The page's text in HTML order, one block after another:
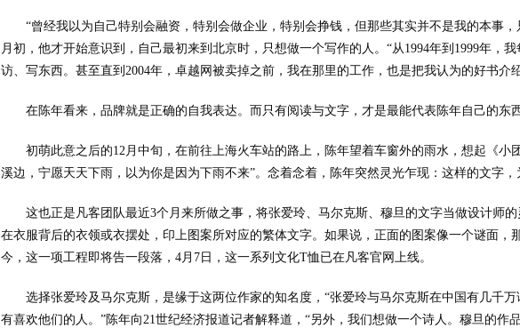
“曾经我以为自己特别会融资，特别会做企业，特别会挣钱，但那些其实并不是我的本事
月初，他才开始意识到，自己最初来到北京时，只想做一个写作的人。“从1994年到1999年，
访、写东西。甚至直到2004年，卓越网被卖掉之前，我在那里的工作，也是把我认为的好书介
在陈年看来，品牌就是正确的自我表达。而只有阅读与文字，才是最能代表陈年自己的东
初萌此意之后的12月中旬，在前往上海火车站的路上，陈年望着车窗外的雨水，想起《小
溪边，宁愿天天下雨，以为你是因为下雨不来”。念着念着，陈年突然灵光乍现：这样的文字
这也正是凡客团队最近3个月来所做之事，将张爱玲、马尔克斯、穆旦的文字当做设计师
在衣服背后的衣领或衣摆处，印上图案所对应的繁体文字。如果说，正面的图案像一个谜面，
今，这一项工程即将告一段落，4月7日，这一系列文化T恤已在凡客官网上线。
选择张爱玲及马尔克斯，是缘于这两位作家的知名度，“张爱玲与马尔克斯在中国有几千
有喜欢他们的人。”陈年向21世纪经济报道记者解释道，“另外，我们想做一个诗人。穆旦的作